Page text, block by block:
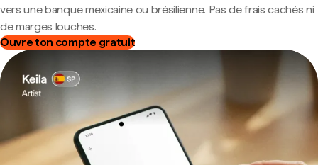
vers une banque mexicaine ou brésilienne. Pas de frais cachés ni
de marges louches.
Ouvre ton compte gratuit